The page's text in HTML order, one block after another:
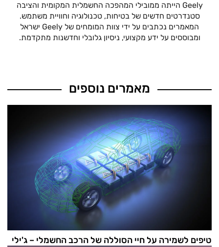
Geely הייתה ממובילי המהפכה החשמלית המקומית והציבה
סטנדרטים חדשים של בטיחות, טכנולוגיה וחוויית משתמש.
המאמרים נכתבים על ידי צוות המומחים של Geely ישראל
ומבוססים על ידע מקצועי, ניסיון גלובלי וחדשנות מתקדמת.
מאמרים נוספים
טיפים לשמירה על חיי הסוללה של הרכב החשמלי – ג'ילי